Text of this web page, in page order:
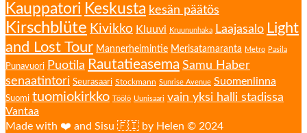
Kauppatori Keskusta kesän päätös
Kirschblüte Kivikko Kluuvi Kruununhaka Laajasalo Light
and Lost Tour Mannerheimintie Merisatamaranta Metro Pasila
Punavuori Puotila Rautatieasema Samu Haber
senaatintori Seurasaari Stockmann Sunrise Avenue Suomenlinna
Suomi tuomiokirkko Töölö Uunisaari vain yksi halli stadissa
Vantaa
Made with ❤️ and Sisu 🇫🇮 by Helen © 2024